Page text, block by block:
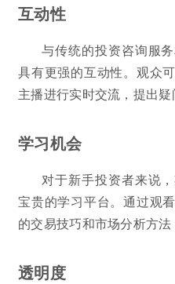
互动性
与传统的投资咨询服
具有更强的互动性。观众
主播进行实时交流，提出疑
学习机会
对于新手投资者来说
宝贵的学习平台。通过观
的交易技巧和市场分析方法
透明度